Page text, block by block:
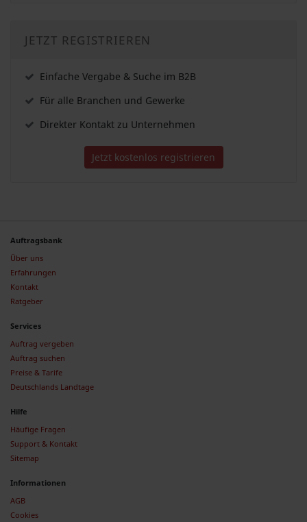
JETZT REGISTRIEREN
Einfache Vergabe & Suche im B2B
Für alle Branchen und Gewerke
Direkter Kontakt zu Unternehmen
Jetzt kostenlos registrieren
Auftragsbank
Über uns
Erfahrungen
Kontakt
Ratgeber
Services
Auftrag vergeben
Auftrag suchen
Preise & Tarife
Deutschlands Landtage
Hilfe
Häufige Fragen
Support & Kontakt
Sitemap
Informationen
AGB
Cookies